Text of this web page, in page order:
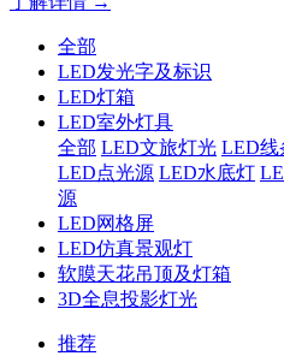
全部
LED发光字及标识
LED灯箱
LED室外灯具
全部 LED文旅灯光 LED线
LED点光源 LED水底灯
源
LED网格屏
LED仿真景观灯
软膜天花吊顶及灯箱
3D全息投影灯光
推荐